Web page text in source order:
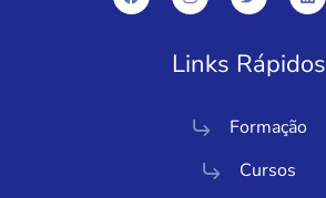
Links Rápidos
Formação
Cursos